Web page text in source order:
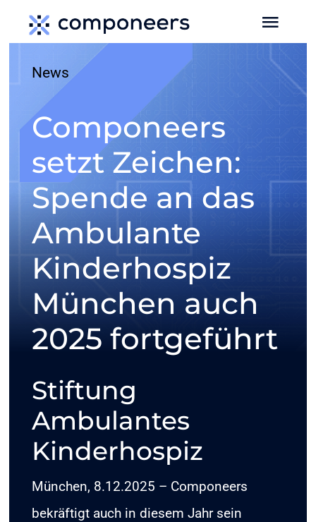
Inhalt
springen
HOME
MEDIEN
SERVICES
EVENTS
MEDIADATEN
NEWS
SHOP
News
Componeers
setzt Zeichen:
Spende an das
Ambulante
Kinderhospiz
München auch
2025 fortgeführt
Stiftung
Ambulantes
Kinderhospiz
München, 8.12.2025 – Componeers
bekräftigt auch in diesem Jahr sein